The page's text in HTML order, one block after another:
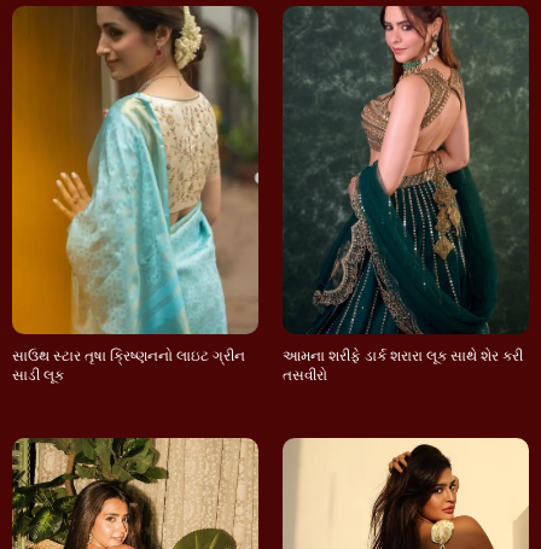
સાઉથ સ્ટાર તૃષા ક્રિષ્ણનનો લાઇટ ગ્રીન
સાડી લૂક
આમના શરીફે ડાર્ક શરારા લૂક સાથે શેર કરી
તસવીરો